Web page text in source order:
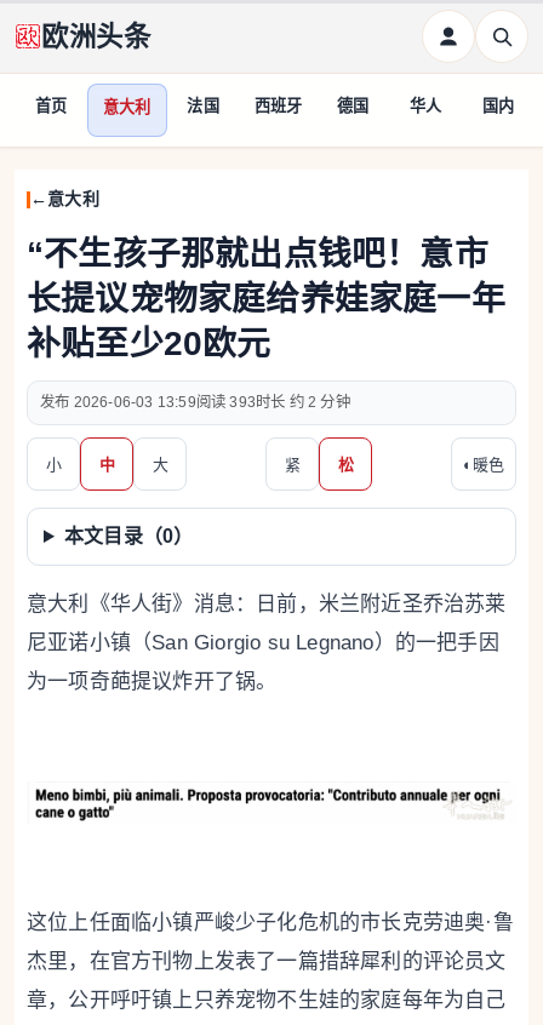
欧洲头条
首页 意大利 法国 西班牙 德国 华人 国内
意大利
“不生孩子那就出点钱吧！意市
长提议宠物家庭给养娃家庭一年
补贴至少20欧元
2026-06-03 13:59 393 约 2 分钟
小 中 大 紧 松 ◐ 暖色
本文目录（0）
意大利《华人街》消息：日前，米兰附近圣乔治苏莱
尼亚诺小镇（San Giorgio su Legnano）的一把手因
为一项奇葩提议炸开了锅。
这位上任面临小镇严峻少子化危机的市长克劳迪奥·鲁
杰里，在官方刊物上发表了一篇措辞犀利的评论员文
章，公开呼吁镇上只养宠物不生娃的家庭每年为自己